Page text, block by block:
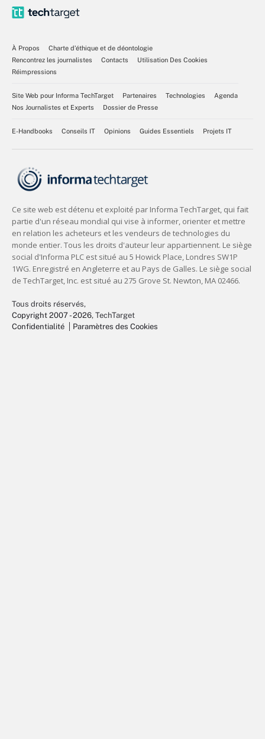
À Propos
Charte d’éthique et de déontologie
Rencontrez les journalistes
Contacts
Utilisation Des Cookies
Réimpressions
Site Web pour Informa TechTarget Partenaires Technologies
Agenda
Nos Journalistes et Experts
Dossier de Presse
E-Handbooks Conseils IT Opinions Guides Essentiels Projets IT
Tous droits réservés,
Copyright 2007 - 2026, TechTarget
Confidentialité
Paramètres des Cookies